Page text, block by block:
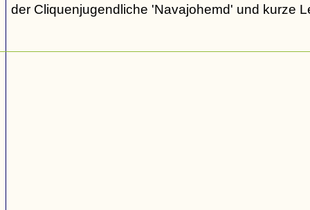
der Cliquenjugendliche 'Navajohemd' und kurze